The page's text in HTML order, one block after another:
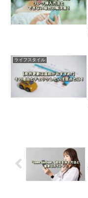
ライフスタイル